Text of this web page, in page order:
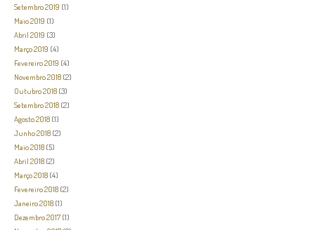
Setembro 2019 (1)
Maio 2019 (1)
Abril 2019 (3)
Março 2019 (4)
Fevereiro 2019 (4)
Novembro 2018 (2)
Outubro 2018 (3)
Setembro 2018 (2)
Agosto 2018 (1)
Junho 2018 (2)
Maio 2018 (5)
Abril 2018 (2)
Março 2018 (4)
Fevereiro 2018 (2)
Janeiro 2018 (1)
Dezembro 2017 (1)